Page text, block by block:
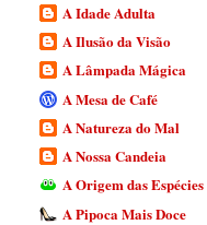
A Idade Adulta
A Ilusão da Visão
A Lâmpada Mágica
A Mesa de Café
A Natureza do Mal
A Nossa Candeia
A Origem das Espécies
A Pipoca Mais Doce